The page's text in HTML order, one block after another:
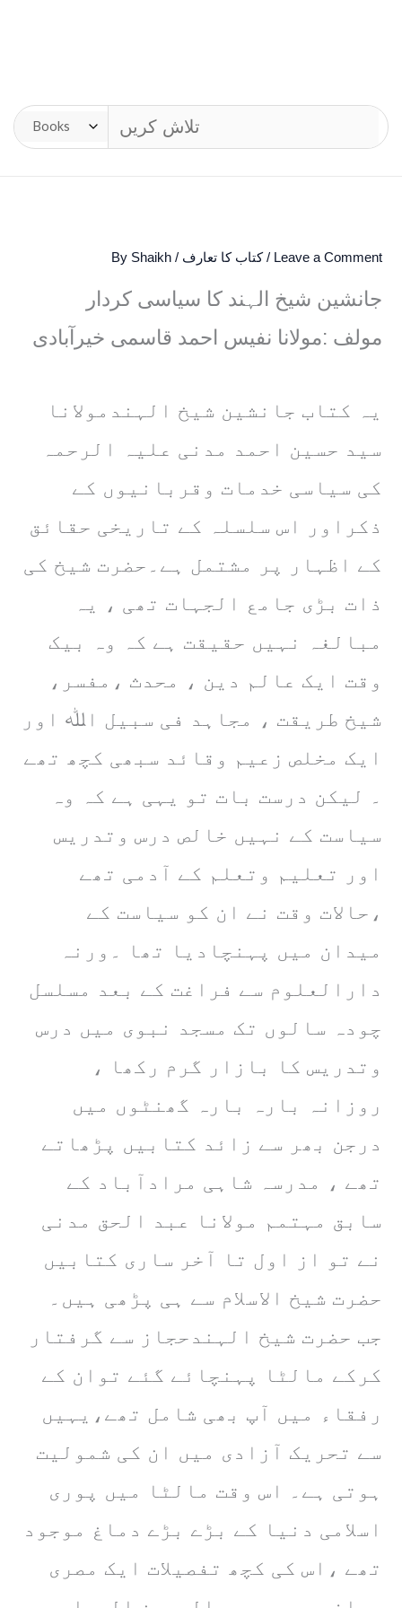
Leave a Comment
/کتاب کا تعارف / By
Shaikh
جانشین شیخ الہند کا سیاسی کردار
مولف :مولانا نفیس احمد قاسمی خیرآبادی
یہ کتاب جانشین شیخ الہندمولانا
سید حسین احمد مدنی علیہ الرحمہ
کی سیاسی خدمات وقربانیوں کے
ذکراور اس سلسلہ کے تاریخی حقائق
کے اظہار پر مشتمل ہے۔حضرت شیخ کی
ذات بڑی جامع الجہات تھی ، یہ
مبالغہ نہیں حقیقت ہے کہ وہ بیک
وقت ایک عالم دین ، محدث ،مفسر،
شیخ طریقت ، مجاہد فی سبیل اﷲ اور
ایک مخلص زعیم وقائد سبھی کچھ تھے
۔ لیکن درست بات تو یہی ہے کہ وہ
سیاست کے نہیں خالص درس وتدریس
اور تعلیم وتعلم کے آدمی تھے
،حالات وقت نے ان کو سیاست کے
میدان میں پہنچادیا تھا ۔ورنہ
دارالعلوم سے فراغت کے بعد مسلسل
چودہ سالوں تک مسجد نبوی میں درس
وتدریس کا بازار گرم رکھا ،
روزانہ بارہ بارہ گھنٹوں میں
درجن بھر سے زائد کتابیں پڑھاتے
تھے ، مدرسہ شاہی مرادآباد کے
سابق مہتمم مولانا عبد الحق مدنی
نے تو از اول تا آخر ساری کتابیں
حضرت شیخ الاسلام سے ہی پڑھی ہیں۔
جب حضرت شیخ الہندحجاز سے گرفتار
کرکے مالٹا پہنچائے گئے توان کے
رفقاء میں آپ بھی شامل تھے،یہیں
سے تحریک آزادی میں ان کی شمولیت
ہوتی ہے۔ اس وقت مالٹا میں پوری
اسلامی دنیا کے بڑے بڑے دماغ موجود
تھے ،اس کی کچھ تفصیلات ایک مصری